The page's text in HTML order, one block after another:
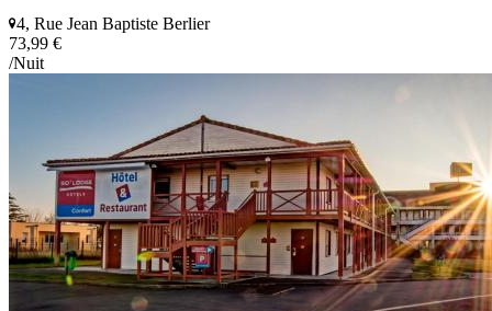
4, Rue Jean Baptiste Berlier
73,99 €
/Nuit